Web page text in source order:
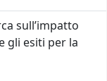
sull’impatto
gli esiti per la